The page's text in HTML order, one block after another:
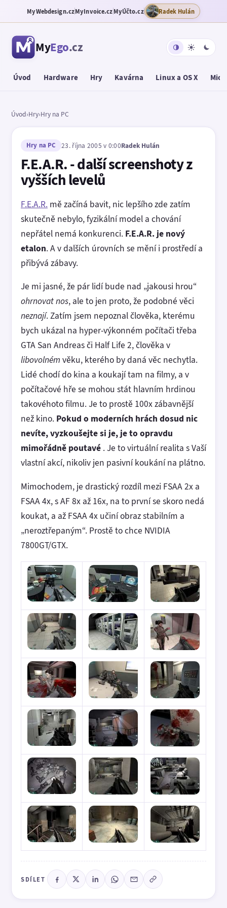
MyWebdesign.czMyInvoice.czMyÚčto.cz Radek Hulán
MyEgo.cz
Úvod Hardware Hry Kavárna Linux a OS X
Úvod›Hry›Hry na PC
Hry na PC 23. října 2005 v 0:00Radek Hulán
F.E.A.R. - další screenshoty z
vyšších levelů
F.E.A.R. mě začíná bavit, nic lepšího zde zatím
skutečně nebylo, fyzikální model a chování
nepřátel nemá konkurenci. F.E.A.R. je nový
etalon. A v dalších úrovních se mění i prostředí a
přibývá zábavy.
Je mi jasné, že pár lidí bude nad „jakousi hrou“
ohrnovat nos, ale to jen proto, že podobné věci
neznají. Zatím jsem nepoznal člověka, kterému
bych ukázal na hyper-výkonném počítači třeba
GTA San Andreas či Half Life 2, člověka v
libovolném věku, kterého by daná věc nechytla.
Lidé chodí do kina a koukají tam na filmy, a v
počítačové hře se mohou stát hlavním hrdinou
takovéhoto filmu. Je to prostě 100x zábavnější
než kino. Pokud o moderních hrách dosud nic
nevíte, vyzkoušejte si je, je to opravdu
mimořádně poutavé . Je to virtuální realita s Vaší
vlastní akcí, nikoliv jen pasivní koukání na plátno.
Mimochodem, je drastický rozdíl mezi FSAA 2x a
FSAA 4x, s AF 8x až 16x, na to první se skoro nedá
koukat, a až FSAA 4x učiní obraz stabilním a
„neroztřepaným“. Prostě to chce NVIDIA
7800GT/GTX.
SDÍLET